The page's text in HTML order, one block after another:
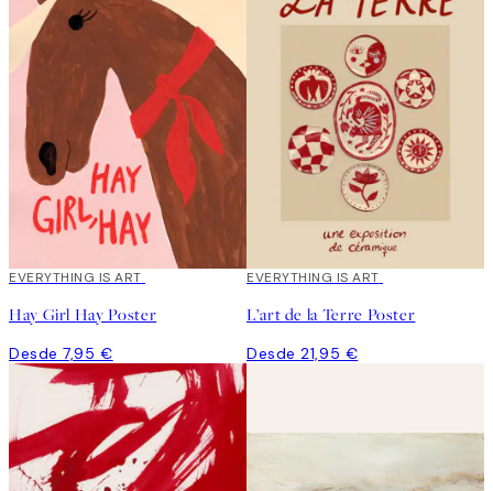
EVERYTHING IS ART
Hay Girl Hay Poster
Desde 7,95 €
EVERYTHING IS ART
L’art de la Terre Poster
Desde 21,95 €